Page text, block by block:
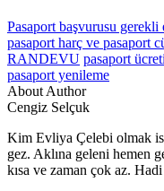
Pasaport başvurusu gerekli
pasaport harç ve pasaport
RANDEVU pasaport ücreti
pasaport yenileme
About Author
Cengiz Selçuk
Kim Evliya Çelebi olmak
gez. Aklına geleni hemen
kısa ve zaman çok az.